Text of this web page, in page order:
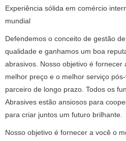
Experiência sólida em comércio
mundial
Defendemos o conceito de gestão
qualidade e ganhamos um boa
abrasivos. Nosso objetivo é fornecer
melhor preço e o melhor serviço
parceiro de longo prazo. Todos os
Abrasives estão ansiosos para
para criar juntos um futuro brilhante.
Nosso objetivo é fornecer a você o